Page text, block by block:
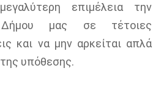
επιμέλεια την
μας σε τέτοιες
και να μην αρκείται απλά
υπόθεσης.